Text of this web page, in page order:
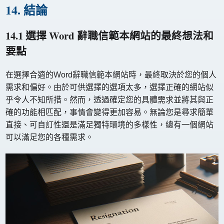
14. 結論
14.1 選擇 Word 辭職信範本網站的最終想法和
要點
在選擇合適的Word辭職信範本網站時，最終取決於您的個人
需求和偏好。由於可供選擇的選項太多，選擇正確的網站似
乎令人不知所措。然而，透過確定您的具體需求並將其與正
確的功能相匹配，事情會變得更加容易。無論您是尋求簡單
直接、可自訂性還是滿足獨特環境的多樣性，總有一個網站
可以滿足您的各種需求。